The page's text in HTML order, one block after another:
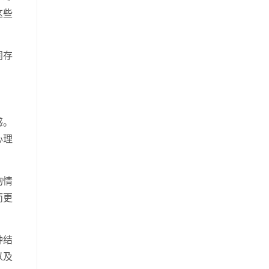
些
存
理
情
更
结
及